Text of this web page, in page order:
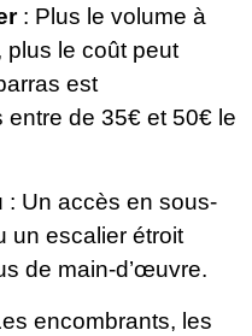
: Plus le volume à
plus le coût peut
est
de 35€ et 50€ le
: Un accès en sous-
un escalier étroit
de main-d’œuvre.
encombrants, les